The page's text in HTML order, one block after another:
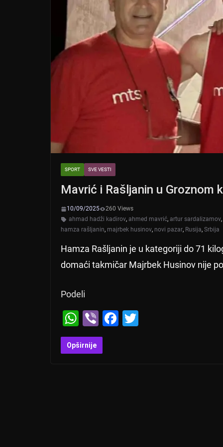
SPORT SVE VESTI
Mavrić i Rašljanin u Groznom
10/09/2025
260 Views
ahmad hadži kadirov, ahmed mavrić, artur sardalizamov,
hamza rašljanin, majrbek husinov, novi pazar, Rusija, Srbija
Hamza Rašljanin je u kategoriji do 71
domaći takmičar Majrbek Husinov nije
Podeli
W
h
at
Vi
b
er
F
Opširnije